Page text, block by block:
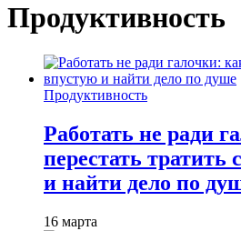
Продуктивность
Продуктивность
Работать не ради
перестать тратить
и найти дело по
16 марта